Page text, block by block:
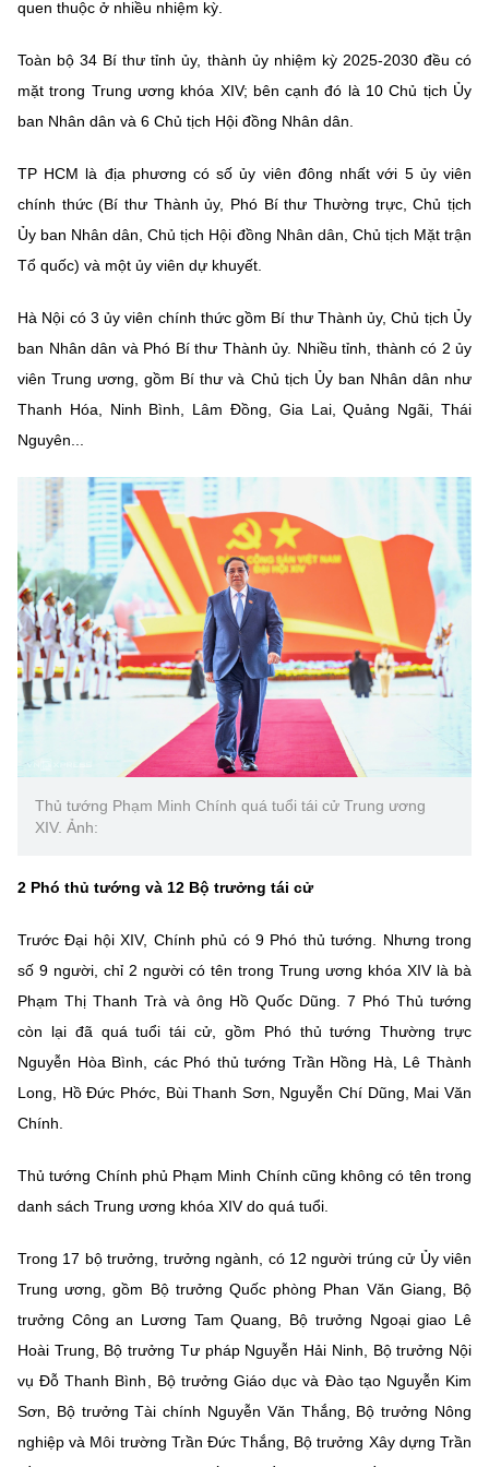
(Ghi rõ nguồn "https://mst.gov.vn" khi phát hành lại thông tin từ
quen thuộc ở nhiều nhiệm kỳ.
Toàn bộ 34 Bí thư tỉnh ủy, thành ủy nhiệm kỳ 2025-2030 đều có
mặt trong Trung ương khóa XIV; bên cạnh đó là 10 Chủ tịch Ủy
ban Nhân dân và 6 Chủ tịch Hội đồng Nhân dân.
TP HCM là địa phương có số ủy viên đông nhất với 5 ủy viên
chính thức (Bí thư Thành ủy, Phó Bí thư Thường trực, Chủ tịch
Ủy ban Nhân dân, Chủ tịch Hội đồng Nhân dân, Chủ tịch Mặt trận
Tổ quốc) và một ủy viên dự khuyết.
Hà Nội có 3 ủy viên chính thức gồm Bí thư Thành ủy, Chủ tịch Ủy
ban Nhân dân và Phó Bí thư Thành ủy. Nhiều tỉnh, thành có 2 ủy
viên Trung ương, gồm Bí thư và Chủ tịch Ủy ban Nhân dân như
Thanh Hóa, Ninh Bình, Lâm Đồng, Gia Lai, Quảng Ngãi, Thái
Nguyên...
Thủ tướng Phạm Minh Chính quá tuổi tái cử Trung ương
XIV. Ảnh:
2 Phó thủ tướng và 12 Bộ trưởng tái cử
Trước Đại hội XIV, Chính phủ có 9 Phó thủ tướng. Nhưng trong
số 9 người, chỉ 2 người có tên trong Trung ương khóa XIV là bà
Phạm Thị Thanh Trà và ông Hồ Quốc Dũng. 7 Phó Thủ tướng
còn lại đã quá tuổi tái cử, gồm Phó thủ tướng Thường trực
Nguyễn Hòa Bình, các Phó thủ tướng Trần Hồng Hà, Lê Thành
Long, Hồ Đức Phớc, Bùi Thanh Sơn, Nguyễn Chí Dũng, Mai Văn
Chính.
Thủ tướng Chính phủ Phạm Minh Chính cũng không có tên trong
danh sách Trung ương khóa XIV do quá tuổi.
Trong 17 bộ trưởng, trưởng ngành, có 12 người trúng cử Ủy viên
Trung ương, gồm Bộ trưởng Quốc phòng Phan Văn Giang, Bộ
trưởng Công an Lương Tam Quang, Bộ trưởng Ngoại giao Lê
Hoài Trung, Bộ trưởng Tư pháp Nguyễn Hải Ninh, Bộ trưởng Nội
vụ Đỗ Thanh Bình, Bộ trưởng Giáo dục và Đào tạo Nguyễn Kim
Sơn, Bộ trưởng Tài chính Nguyễn Văn Thắng, Bộ trưởng Nông
nghiệp và Môi trường Trần Đức Thắng, Bộ trưởng Xây dựng Trần